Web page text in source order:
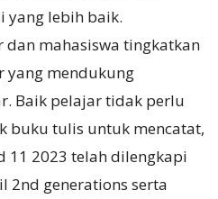
yang lebih baik.
mahasiswa tingkatkan
yang mendukung
Baik pelajar tidak perlu
buku tulis untuk mencatat,
11 2023 telah dilengkapi
2nd generations serta